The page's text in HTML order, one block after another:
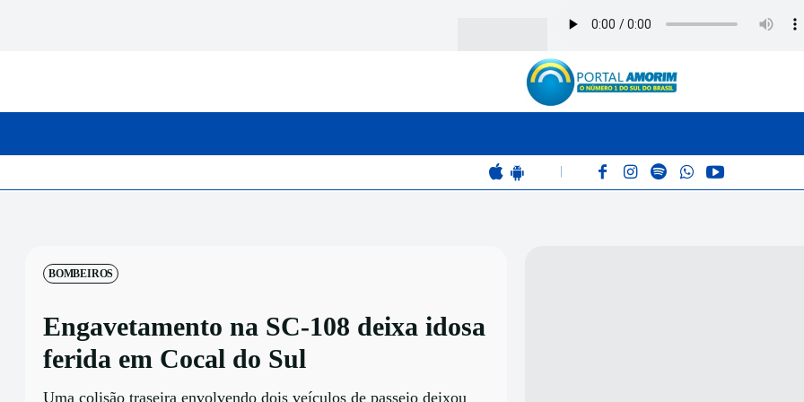
BOMBEIROS
Engavetamento na SC-108 deixa idosa
ferida em Cocal do Sul
Uma colisão traseira envolvendo dois veículos de passeio deixou